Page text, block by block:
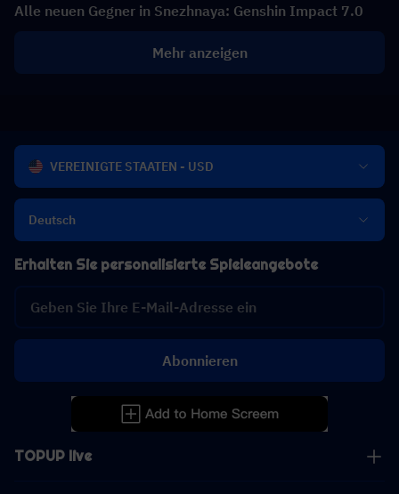
Alle neuen Gegner in Snezhnaya: Genshin Impact 7.0
Mehr anzeigen
VEREINIGTE STAATEN - USD
Deutsch
TOPUP live
Erhalten Sie personalisierte Spieleangebote
Abonnieren